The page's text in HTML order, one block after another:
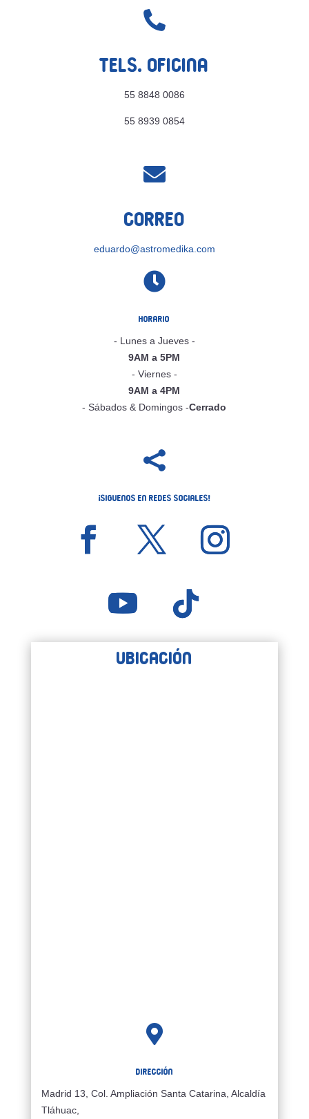

Tels. Oficina
55 8848 0086
55 8939 0854

Correo
eduardo@astromedika.com

Horario
- Lunes a Jueves -
9AM a 5PM
- Viernes -
9AM a 4PM
- Sábados & Domingos -Cerrado

¡Siguenos en Redes Sociales!
Ubicación

Dirección
Madrid 13, Col. Ampliación Santa Catarina, Alcaldía
Tláhuac,